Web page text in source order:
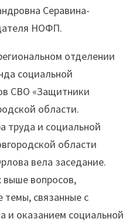
Серавина-
НОФП.
отделении
социальной
СВО «Защитники
области.
труда и социальной
области
вела заседание.
выше вопросов,
темы, связанные с
и оказанием социальной